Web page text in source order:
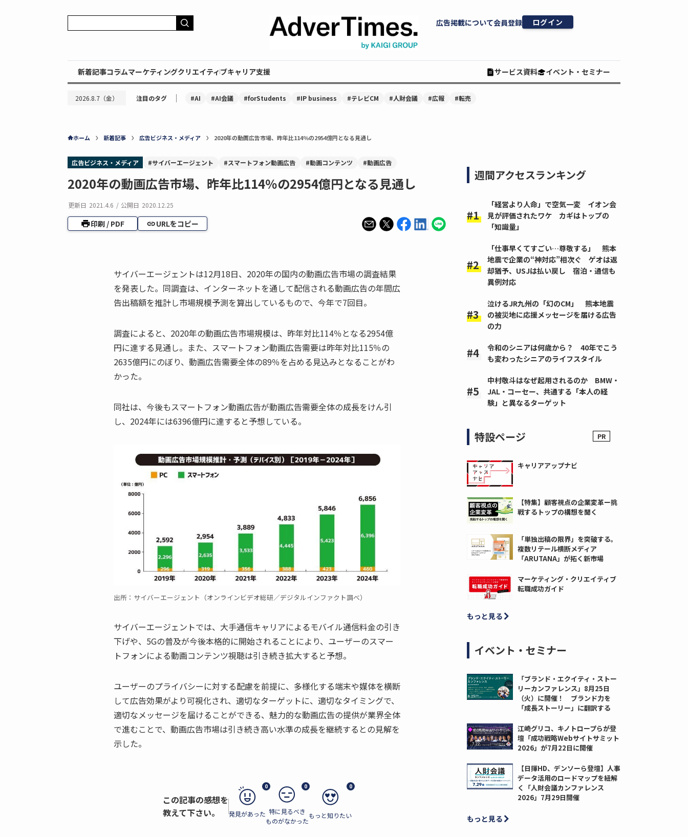
広告掲載について会員登録 ログイン
新着記事コラムマーケティングクリエイティブキャリア支援 サービス資料 イベント・セミナー
2026.8.7（金） 注目のタグ ｜ #AI #AI会議 #forStudents #IP business #テレビCM #人財会議 #広報 #転売
ホーム 新着記事 広告ビジネス・メディア 2020年の動画広告市場、昨年比114％の2954億円となる見通し
広告ビジネス・メディア #サイバーエージェント #スマートフォン動画広告 #動画コンテンツ #動画広告
2020年の動画広告市場、昨年比114％の2954億円となる見通し
更新日 2021.4.6 / 公開日 2020.12.25
印刷 / PDF URLをコピー
サイバーエージェントは12月18日、2020年の国内の動画広告市場の調査結果
を発表した。同調査は、インターネットを通して配信される動画広告の年間広
告出稿額を推計し市場規模予測を算出しているもので、今年で7回目。
調査によると、2020年の動画広告市場規模は、昨年対比114％となる2954億
円に達する見通し。また、スマートフォン動画広告需要は昨年対比115％の
2635億円にのぼり、動画広告需要全体の89％を占める見込みとなることがわ
かった。
同社は、今後もスマートフォン動画広告が動画広告需要全体の成長をけん引
し、2024年には6396億円に達すると予想している。
出所：サイバーエージェント（オンラインビデオ総研／デジタルインファクト調べ）
サイバーエージェントでは、大手通信キャリアによるモバイル通信料金の引き
下げや、5Gの普及が今後本格的に開始されることにより、ユーザーのスマー
トフォンによる動画コンテンツ視聴は引き続き拡大すると予想。
ユーザーのプライバシーに対する配慮を前提に、多様化する端末や媒体を横断
して広告効果がより可視化され、適切なターゲットに、適切なタイミングで、
適切なメッセージを届けることができる、魅力的な動画広告の提供が業界全体
で進むことで、動画広告市場は引き続き高い水準の成長を継続するとの見解を
示した。
この記事の感想を
教えて下さい。
0
発見があった
0
特に見るべき
ものがなかった
0
もっと知りたい
週間アクセスランキング
「経営より人命」で空気一変 イオン会
見が評価されたワケ カギはトップの
「知識量」
「仕事早くてすごい…尊敬する」 熊本
地震で企業の“神対応”相次ぐ ゲオは返
却猶予、USJは払い戻し 宿泊・通信も
異例対応
泣けるJR九州の「幻のCM」 熊本地震
の被災地に応援メッセージを届ける広告
の力
令和のシニアは何歳から？ 40年でこう
も変わったシニアのライフスタイル
中村敬斗はなぜ起用されるのか BMW・
JAL・コーセー、共通する「本人の経
験」と異なるターゲット
特設ページ
キャリアアップナビ
【特集】顧客視点の企業変革ー挑
戦するトップの構想を聞く
「単独出稿の限界」を突破する。
複数リテール横断メディア
「ARUTANA」が拓く新市場
マーケティング・クリエイティブ
転職成功ガイド
もっと見る
イベント・セミナー
「ブランド・エクイティ・ストー
リーカンファレンス」8月25日
（火）に開催！ ブランド力を
「成長ストーリー」に翻訳する
江崎グリコ、キノトロープらが登
壇「成功戦略Webサイトサミット
2026」が7月22日に開催
【日揮HD、デンソーら登壇】人事
データ活用のロードマップを紐解
く「人財会議カンファレンス
2026」7月29日開催
もっと見る